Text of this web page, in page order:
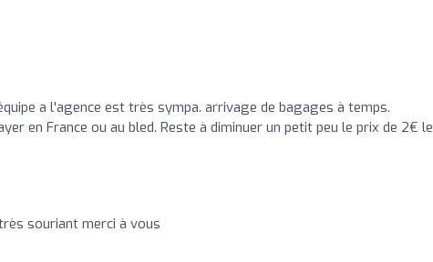
a l'agence est très sympa. arrivage de bagages à temps.
en France ou au bled. Reste à diminuer un petit peu le prix de 2€ le
souriant merci à vous